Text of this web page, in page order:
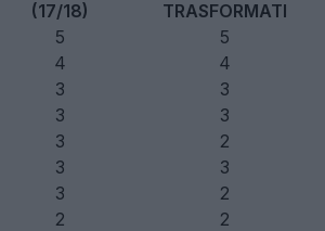
(17/18)
TRASFORMATI
5
5
4
4
3
3
3
3
3
2
3
3
3
2
2
2